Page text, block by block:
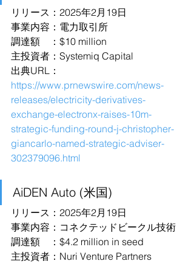
リリース：2025年2月19日
事業内容：電力取引所
調達額　：$10 million
主投資者：Systemiq Capital
出典URL：
https://www.prnewswire.com/news-
releases/electricity-derivatives-
exchange-electronx-raises-10m-
strategic-funding-round-j-christopher-
giancarlo-named-strategic-adviser-
302379096.html
AiDEN Auto (米国)
リリース：2025年2月19日
事業内容：コネクテッドビークル技術
調達額　：$4.2 million in seed
主投資者：Nuri Venture Partners